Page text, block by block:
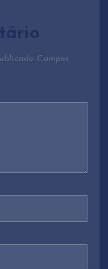
Campos